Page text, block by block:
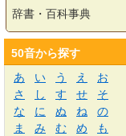
辞書・百科事典
50音から探す
あ
い う え お
さ
し す せ そ
な
に ぬ ね の
ま
み む め も